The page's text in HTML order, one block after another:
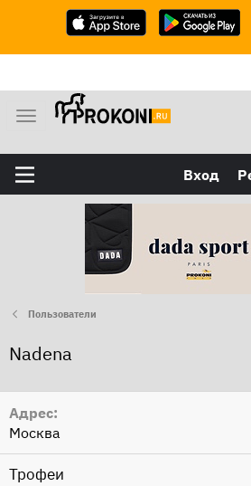
М
н
ю
Вход
Пользователи
Nadena
Адрес
Москва
Трофеи